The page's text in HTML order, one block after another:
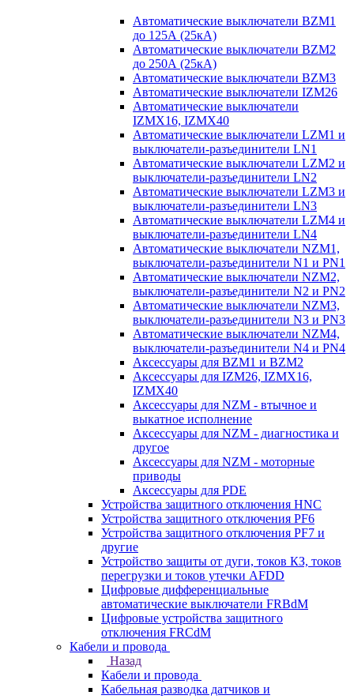
Автоматические выключатели BZM1
до 125А (25кА)
Автоматические выключатели BZM2
до 250А (25кА)
Автоматические выключатели BZM3
Автоматические выключатели IZM26
Автоматические выключатели
IZMX16, IZMX40
Автоматические выключатели LZM1 и
выключатели-разъединители LN1
Автоматические выключатели LZM2 и
выключатели-разъединители LN2
Автоматические выключатели LZM3 и
выключатели-разъединители LN3
Автоматические выключатели LZM4 и
выключатели-разъединители LN4
Автоматические выключатели NZM1,
выключатели-разъединители N1 и PN1
Автоматические выключатели NZM2,
выключатели-разъединители N2 и PN2
Автоматические выключатели NZM3,
выключатели-разъединители N3 и PN3
Автоматические выключатели NZM4,
выключатели-разъединители N4 и PN4
Аксессуары для BZM1 и BZM2
Аксессуары для IZM26, IZMX16,
IZMX40
Аксессуары для NZM - втычное и
выкатное исполнение
Аксессуары для NZM - диагностика и
другое
Аксессуары для NZM - моторные
приводы
Аксессуары для PDE
Устройства защитного отключения HNC
Устройства защитного отключения PF6
Устройства защитного отключения PF7 и
другие
Устройство защиты от дуги, токов КЗ, токов
перегрузки и токов утечки AFDD
Цифровые дифференциальные
автоматические выключатели FRBdM
Цифровые устройства защитного
отключения FRCdM
Кабели и провода
Назад
Кабели и провода
Кабельная разводка датчиков и